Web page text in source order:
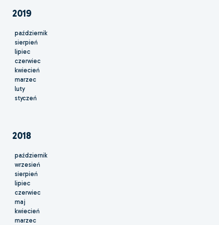
2019
październik
sierpień
lipiec
czerwiec
kwiecień
marzec
luty
styczeń
2018
październik
wrzesień
sierpień
lipiec
czerwiec
maj
kwiecień
marzec